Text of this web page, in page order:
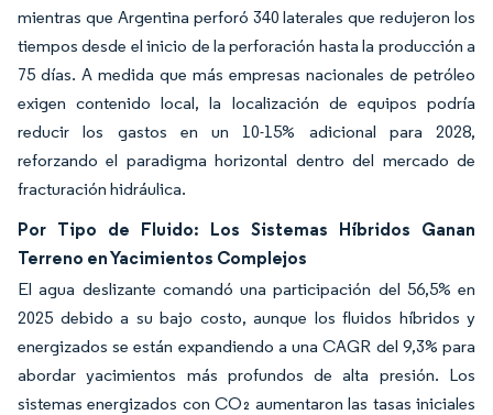
mientras que Argentina perforó 340 laterales que redujeron los
tiempos desde el inicio de la perforación hasta la producción a
75 días. A medida que más empresas nacionales de petróleo
exigen contenido local, la localización de equipos podría
reducir los gastos en un 10-15% adicional para 2028,
reforzando el paradigma horizontal dentro del mercado de
fracturación hidráulica.
Por Tipo de Fluido: Los Sistemas Híbridos Ganan
Terreno en Yacimientos Complejos
El agua deslizante comandó una participación del 56,5% en
2025 debido a su bajo costo, aunque los fluidos híbridos y
energizados se están expandiendo a una CAGR del 9,3% para
abordar yacimientos más profundos de alta presión. Los
sistemas energizados con CO₂ aumentaron las tasas iniciales